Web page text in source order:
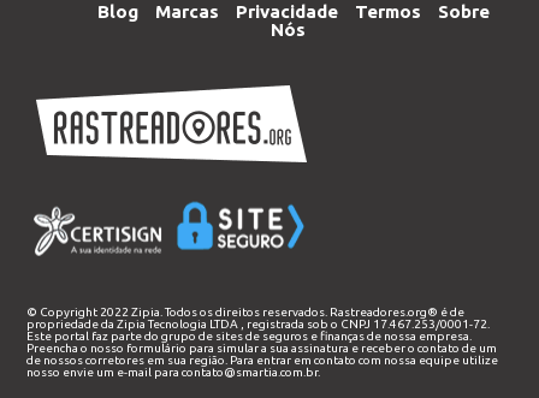
Blog Marcas Privacidade Termos
Sobre
Nós
© Copyright 2022 Zipia. Todos os direitos reservados. Rastreadores.org® é de
propriedade daZipia Tecnologia LTDA
, registrada sob o CNPJ 17.467.253/0001-72.
Este portal faz parte do grupo de sites de seguros e finanças de nossa empresa.
Preencha o nosso formulário para simular a sua assinatura e receber o contato de um
de nossos corretores em sua região. Para entrar em contato com nossa equipe utilize
nosso envie um e-mail paracontato@smartia.com.br.